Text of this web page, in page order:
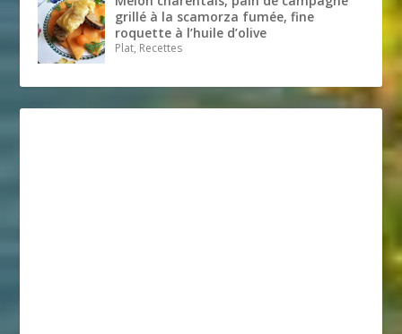
grillé à la scamorza fumée, fine
roquette à l’huile d’olive
Plat, Recettes